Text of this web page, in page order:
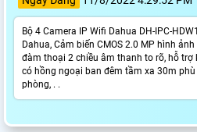
Bộ 4 Camera IP Wifi Dahua DH-IPC-
Dahua, Cảm biến CMOS 2.0 MP hình
đàm thoại 2 chiều âm thanh to rõ, hỗ trợ
có hồng ngoại ban đêm tầm xa 30m
phòng, . .